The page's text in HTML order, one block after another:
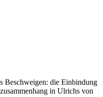
Beschweigen: die Einbindung
in Ulrichs von